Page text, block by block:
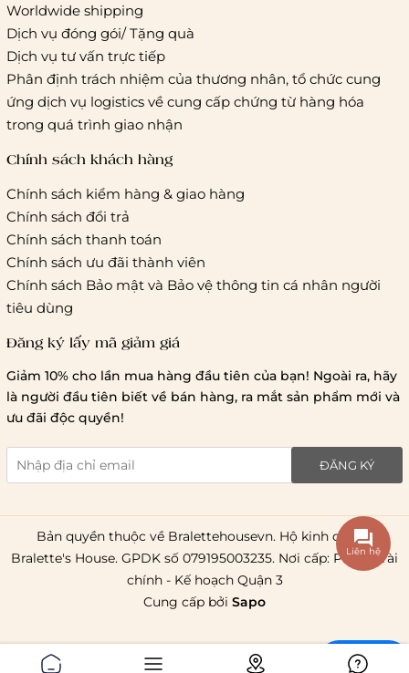
Giao hàng tiêu chuẩn:
Hồ Chí Minh:
Áp dụng theo bảng giá cước của ĐVVC
Vietelpost/ Giaohangtietkiem và 1 số đối tác vận chuyển
Hà Nội và các tỉnh thành khác:
Áp dụng theo bảng giá
cước của ĐVVC Vietelpost/ Giaohangtietkiem... và 1 số đối
tác vận chuyển khác
Thời gian giao hàng
Hồ Chí Minh:
Hà Nội và các tỉnh thành khá
Lưu ý chung về chính sách vận chuyển
1 triệu đồng
giao hàng trong ngày
giao hàng tiêu chuẩn
miễn phí ship
toàn quốc.
Worldwide shipping
Dịch vụ đóng gói/ Tặng quà
Dịch vụ tư vấn trực tiếp
Phân định trách nhiệm của thương nhân, tổ chức cung
ứng dịch vụ logistics về cung cấp chứng từ hàng hóa
trong quá trình giao nhận
Chính sách khách hàng
Chính sách kiểm hàng & giao hàng
Chính sách đổi trả
Chính sách thanh toán
Chính sách ưu đãi thành viên
Chính sách Bảo mật và Bảo vệ thông tin cá nhân người
tiêu dùng
Đăng ký lấy mã giảm giá
Giảm 10% cho lần mua hàng đầu tiên của bạn! Ngoài ra, hãy
là người đầu tiên biết về bán hàng, ra mắt sản phẩm mới và
ưu đãi độc quyền!
ĐĂNG KÝ
Bản quyền thuộc về Bralettehousevn. Hộ kinh doanh
Bralette's House. GPDK số 079195003235. Nơi cấp: Phòng Tài
chính - Kế hoạch Quận 3
Cung cấp bởi Sapo
Liên hệ
Chat